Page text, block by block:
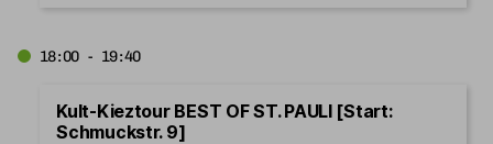
18:00 - 19:40
Kult-Kieztour BEST OF ST. PAULI [Start:
Schmuckstr. 9]